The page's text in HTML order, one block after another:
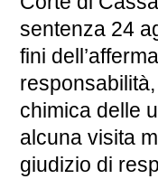
sentenza 24
fini
responsabilità,
chimica delle
alcuna visita
giudizio di